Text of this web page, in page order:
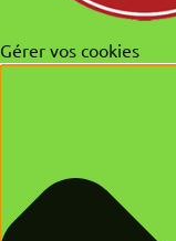
Gérer vos cookies